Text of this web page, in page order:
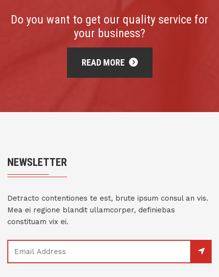
Do you want to get our quality service for
your business?
READ MORE
NEWSLETTER
Detracto contentiones te est, brute ipsum consul an vis.
Mea ei regione blandit ullamcorper, definiebas
constituam vix ei.